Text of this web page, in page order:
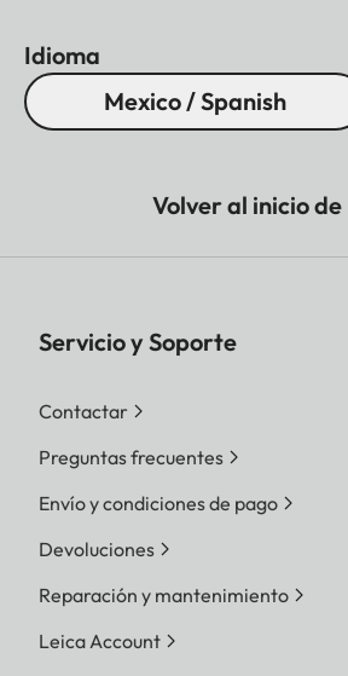
Idioma
Mexico / Spanish
Volver al inicio
Servicio y Soporte
Contactar
Preguntas frecuentes
Envío y condiciones de pago
Devoluciones
Reparación y mantenimiento
Leica Account